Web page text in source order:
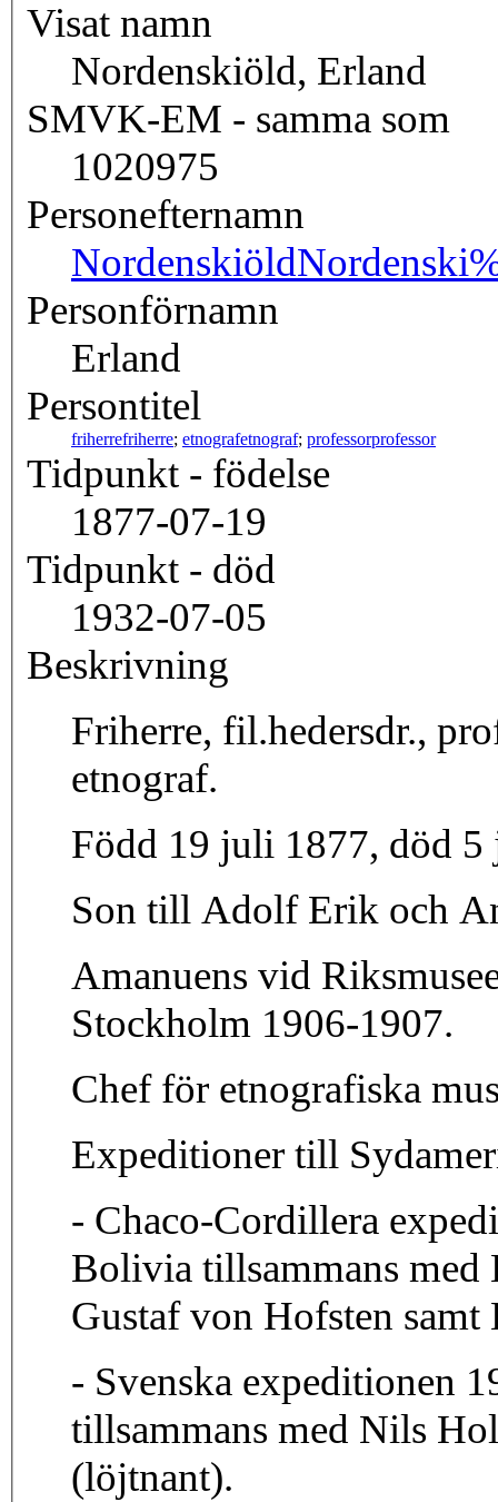
Visat namn
Nordenskiöld, Erland
SMVK-EM - samma som
1020975
Personefternamn
Nordenskiöld
Personförnamn
Erland
Persontitel
friherrefriherre; etnografetnograf; professorprofessor
Tidpunkt - födelse
1877-07-19
Tidpunkt - död
1932-07-05
Beskrivning
Friherre, fil.hedersdr.,
etnograf.
Född 19 juli 1877, död
Son till Adolf Erik och
Amanuens vid
Stockholm 1906-1907.
Chef för etnografiska
Expeditioner till
- Chaco-Cordillera
Bolivia tillsammans med
Gustaf von Hofsten samt
- Svenska expeditionen
tillsammans med Nils
(löjtnant).